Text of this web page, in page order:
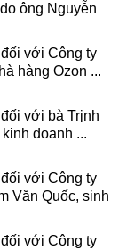
ông Nguyễn
với Công ty
hàng Ozon ...
với bà Trịnh
doanh ...
với Công ty
Văn Quốc, sinh
với Công ty